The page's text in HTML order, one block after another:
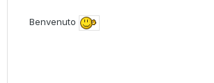
Benvenuto